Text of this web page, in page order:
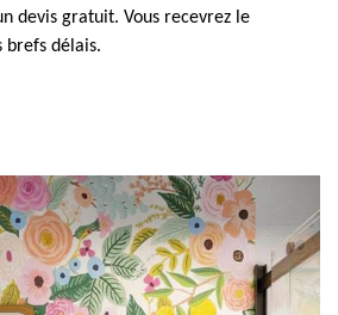
devis gratuit. Vous recevrez le
brefs délais.